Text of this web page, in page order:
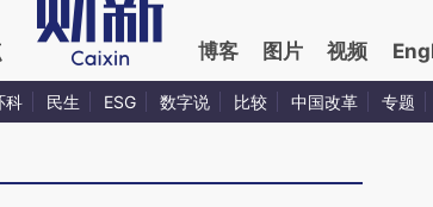
博客 图片 视频
科 民生 ESG 数字说 比较 中国改革 专题